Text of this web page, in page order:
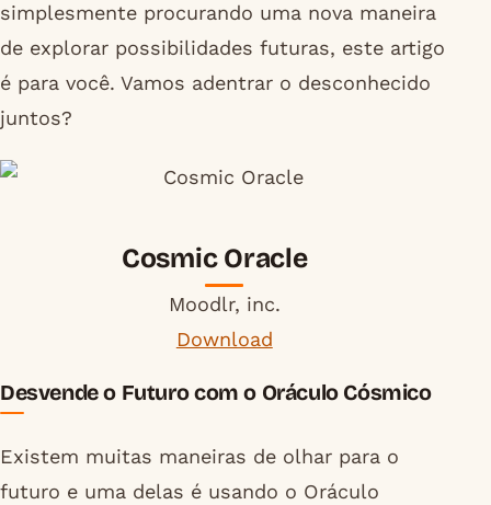
simplesmente procurando uma nova maneira
de explorar possibilidades futuras, este artigo
é para você. Vamos adentrar o desconhecido
juntos?
Cosmic Oracle
Moodlr, inc.
Download
Desvende o Futuro com o Oráculo Cósmico
Existem muitas maneiras de olhar para o
futuro e uma delas é usando o Oráculo